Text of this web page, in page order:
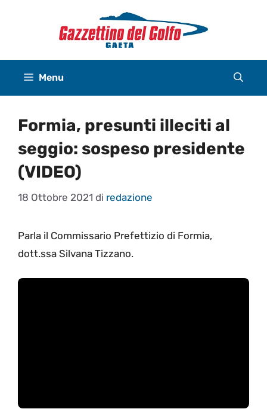
Menu
Formia, presunti illeciti al
seggio: sospeso presidente
(VIDEO)
18 Ottobre 2021 di redazione
Parla il Commissario Prefettizio di Formia,
dott.ssa Silvana Tizzano.